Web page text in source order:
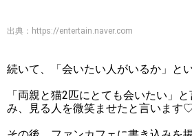
出典： https://entertain.naver.com
続いて、「会いたい人がいるか」と
「両親と猫2匹にとても会いたい」
み、見る人を微笑ませたと言います